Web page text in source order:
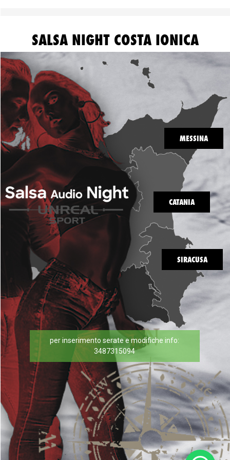
SALSA NIGHT COSTA IONICA
MESSINA
CATANIA
SIRACUSA
per inserimento serate e modifiche info:
3487315094